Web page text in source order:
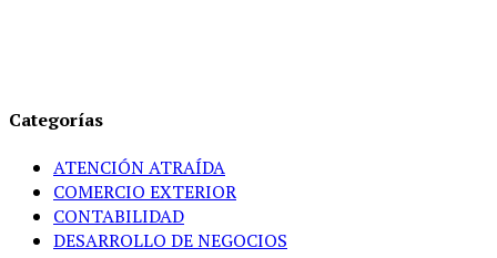
Categorías
ATENCIÓN ATRAÍDA
COMERCIO EXTERIOR
CONTABILIDAD
DESARROLLO DE NEGOCIOS